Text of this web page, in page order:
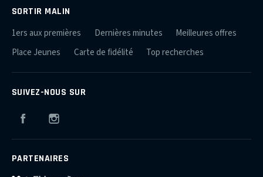
SORTIR MALIN
1ers aux premières Dernières minutes
Meilleures offres
Place Jeunes
Carte de fidélité Top recherches
SUIVEZ-NOUS SUR
Facebook
PARTENAIRES